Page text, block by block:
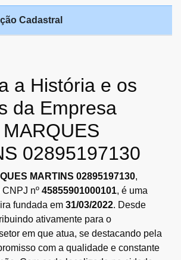
Cadastral
a História e os
da Empresa
02895197130
MARTINS 02895197130,
nº 45855901000101, é uma
fundada em 31/03/2022. Desde
ativamente para o
em que atua, se destacando pela
com a qualidade e constante